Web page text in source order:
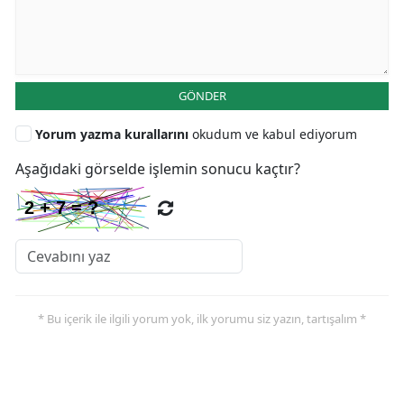
GÖNDER
Yorum yazma kurallarını okudum ve kabul ediyorum
Aşağıdaki görselde işlemin sonucu kaçtır?
* Bu içerik ile ilgili yorum yok, ilk yorumu siz yazın, tartışalım *